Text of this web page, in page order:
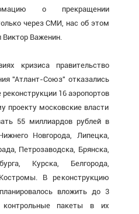
о прекращении
через СМИ, нас об этом
Важенин.
кризиса правительство
"Атлант-Союз" отказались
16 аэропортов
проекту московские власти
55 миллиардов рублей в
Новгорода, Липецка,
Петрозаводска, Брянска,
Курска, Белгорода,
В реконструкцию
вложить до 3
контрольные пакеты в их